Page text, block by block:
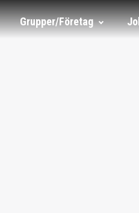
Grupper/Företag